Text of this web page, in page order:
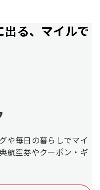
出る、マイルで
や毎日の暮らしでマイ
航空券やクーポン・ギ